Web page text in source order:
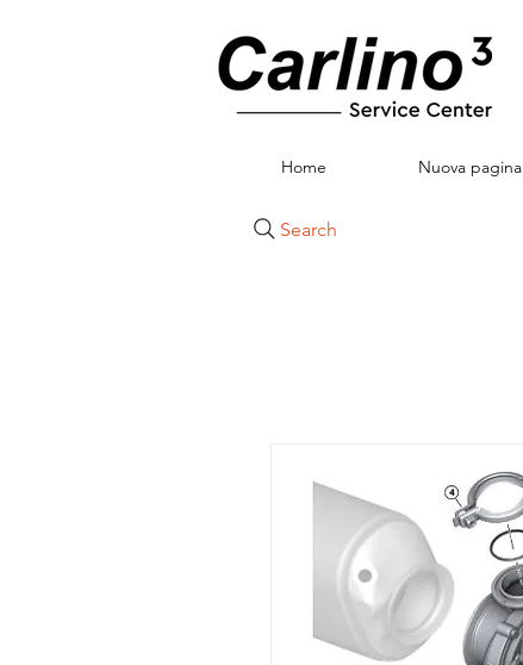
Home Nuova pagina
Search